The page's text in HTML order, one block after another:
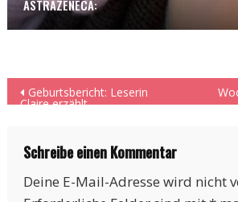
ASTRAZENECA:
Beitragsnavigation
Geburtsbericht: Leserin
Claire erzählt
Schreibe einen Kommentar
Deine E-Mail-Adresse wird nicht